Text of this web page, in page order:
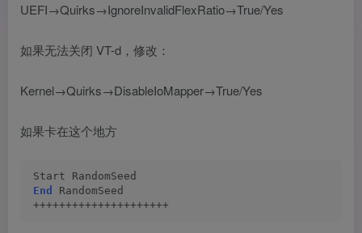
UEFI→Quirks→IgnoreInvalidFlexRatio→True/Yes
如果无法关闭 VT-d，修改：
Kernel→Quirks→DisableIoMapper→True/Yes
如果卡在这个地方
Start RandomSeed
End
RandomSeed
+++++++++++++++++++++